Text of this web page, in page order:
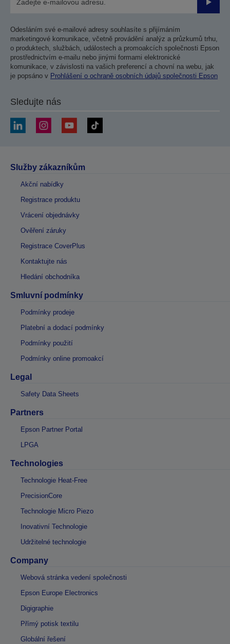
Odesláním své e-mailové adresy souhlasíte s přijímáním
marketingové komunikace, včetně provádění analýz a průzkumů trhu,
o produktech, službách, událostech a promoakcích společnosti Epson
prostřednictvím e-mailu nebo jinými formami elektronické
komunikace, v závislosti na vašich preferencí a chovní na webu, jak
je popsáno v Prohlášení o ochraně osobních údajů společnosti Epson
Sledujte nás
Služby zákazníkům
Akční nabídky
Registrace produktu
Vrácení objednávky
Ověření záruky
Registrace CoverPlus
Kontaktujte nás
Hledání obchodníka
Smluvní podmínky
Podmínky prodeje
Platební a dodací podmínky
Podmínky použití
Podmínky online promoakcí
Legal
Safety Data Sheets
Partners
Epson Partner Portal
LPGA
Technologies
Technologie Heat-Free
PrecisionCore
Technologie Micro Piezo
Inovativní Technologie
Udržitelné technologie
Company
Webová stránka vedení společnosti
Epson Europe Electronics
Digigraphie
Přímý potisk textilu
Globální řešení